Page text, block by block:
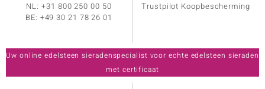
NL:+31 800 250 00 50
BE: +49 30 21 78 26 01
Trustpilot Koopbescherming
Uw online edelsteen sieradenspecialist voor echte edelsteen sieraden
met certificaat